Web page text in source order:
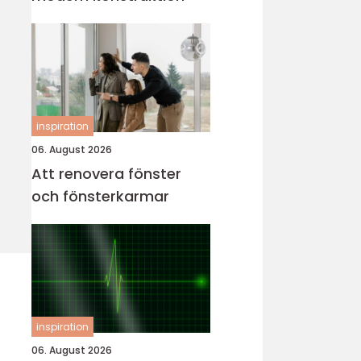
inspiration
06. August 2026
Att renovera fönster
och fönsterkarmar
inspiration
06. August 2026